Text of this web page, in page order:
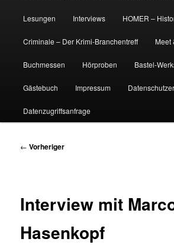
Lesungen Interviews HOMER –
Criminale – Der Krimi-Branchentreff Meet
Buchmessen Hörproben Bastel-
Gästebuch Impressum
Datenzugriffsanfrage
Beitragsnavigation
← Vorheriger
Interview mit
Hasenkopf